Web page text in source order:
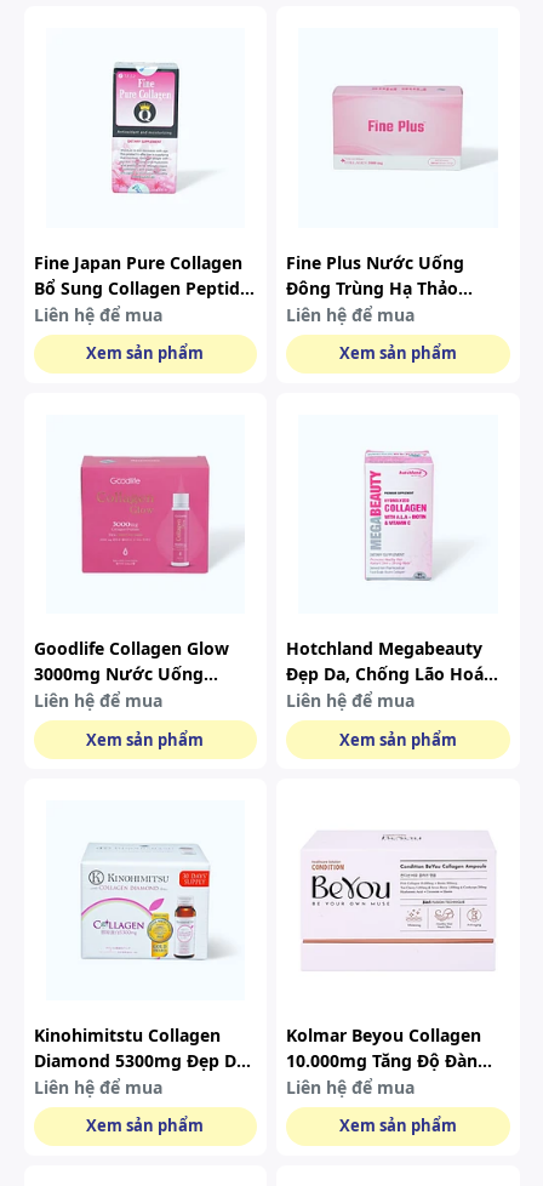
Fine Japan Pure Collagen
Bổ Sung Collagen Peptide
Hộp 375 Viên
Liên hệ để mua
Xem sản phẩm
Fine Plus Nước Uống
Đông Trùng Hạ Thảo
Collagen 5000mg Giúp
Ngăn Ngừa Lão (hộp 10
Chai)
Liên hệ để mua
Xem sản phẩm
Goodlife Collagen Glow
3000mg Nước Uống
Collagen ( Hộp 10 Chai )
Liên hệ để mua
Xem sản phẩm
Hotchland Megabeauty
Đẹp Da, Chống Lão Hoá
Hộp 90 Viên
Liên hệ để mua
Xem sản phẩm
Kinohimitstu Collagen
Diamond 5300mg Đẹp Da
Hộp 16 Chai X 50ml/chai
Liên hệ để mua
Xem sản phẩm
Kolmar Beyou Collagen
10.000mg Tăng Độ Đàn
Hồi Và Chống Lão Hoá Da
Hộp 10 Chai
Liên hệ để mua
Xem sản phẩm